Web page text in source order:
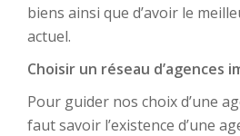
biens ainsi que d’avoir le
actuel.
Choisir un réseau d’agences
Pour guider nos choix d’une
faut savoir l’existence d’une